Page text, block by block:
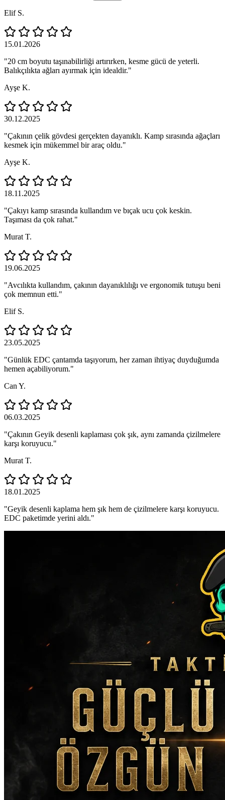
Elif S.
15.01.2026
"20 cm boyutu taşınabilirliği artırırken, kesme gücü de yeterli.
Balıkçılıkta ağları ayırmak için idealdir."
Ayşe K.
30.12.2025
"Çakının çelik gövdesi gerçekten dayanıklı. Kamp sırasında ağaçları
kesmek için mükemmel bir araç oldu."
Ayşe K.
18.11.2025
"Çakıyı kamp sırasında kullandım ve bıçak ucu çok keskin.
Taşıması da çok rahat."
Murat T.
19.06.2025
"Avcılıkta kullandım, çakının dayanıklılığı ve ergonomik tutuşu beni
çok memnun etti."
Elif S.
23.05.2025
"Günlük EDC çantamda taşıyorum, her zaman ihtiyaç duyduğumda
hemen açabiliyorum."
Can Y.
06.03.2025
"Çakının Geyik desenli kaplaması çok şık, aynı zamanda çizilmelere
karşı koruyucu."
Murat T.
18.01.2025
"Geyik desenli kaplama hem şık hem de çizilmelere karşı koruyucu.
EDC paketimde yerini aldı."